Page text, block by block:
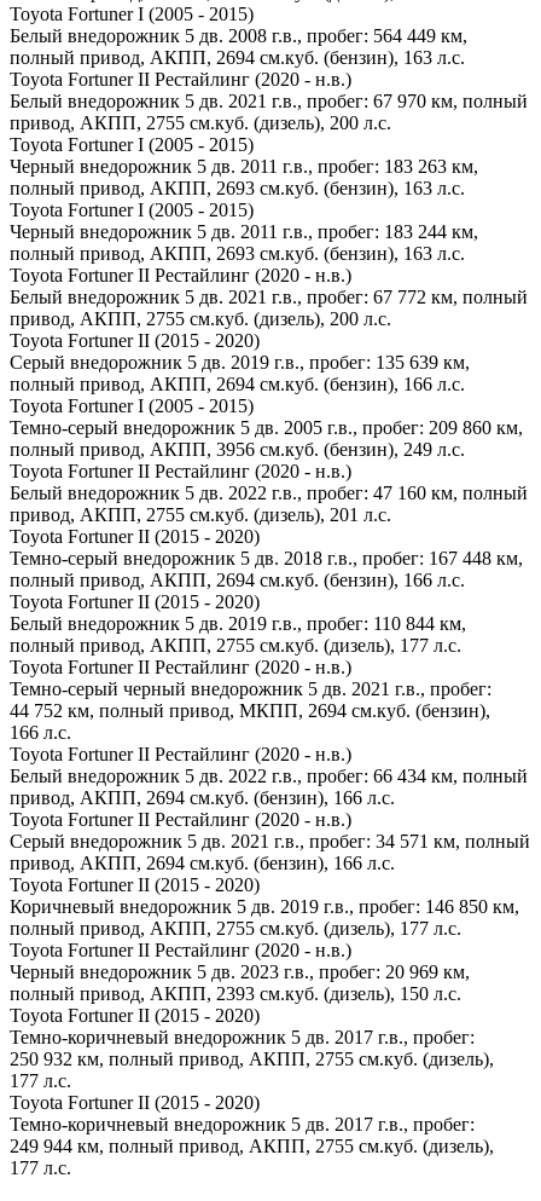
Toyota Fortuner I (2005 - 2015)
Белый внедорожник 5 дв. 2008 г.в., пробег: 564 449 км,
полный привод, АКПП, 2694 см.куб. (бензин), 163 л.с.
Toyota Fortuner II Рестайлинг (2020 - н.в.)
Белый внедорожник 5 дв. 2021 г.в., пробег: 67 970 км, полный
привод, АКПП, 2755 см.куб. (дизель), 200 л.с.
Toyota Fortuner I (2005 - 2015)
Черный внедорожник 5 дв. 2011 г.в., пробег: 183 263 км,
полный привод, АКПП, 2693 см.куб. (бензин), 163 л.с.
Toyota Fortuner I (2005 - 2015)
Черный внедорожник 5 дв. 2011 г.в., пробег: 183 244 км,
полный привод, АКПП, 2693 см.куб. (бензин), 163 л.с.
Toyota Fortuner II Рестайлинг (2020 - н.в.)
Белый внедорожник 5 дв. 2021 г.в., пробег: 67 772 км, полный
привод, АКПП, 2755 см.куб. (дизель), 200 л.с.
Toyota Fortuner II (2015 - 2020)
Серый внедорожник 5 дв. 2019 г.в., пробег: 135 639 км,
полный привод, АКПП, 2694 см.куб. (бензин), 166 л.с.
Toyota Fortuner I (2005 - 2015)
Темно-серый внедорожник 5 дв. 2005 г.в., пробег: 209 860 км,
полный привод, АКПП, 3956 см.куб. (бензин), 249 л.с.
Toyota Fortuner II Рестайлинг (2020 - н.в.)
Белый внедорожник 5 дв. 2022 г.в., пробег: 47 160 км, полный
привод, АКПП, 2755 см.куб. (дизель), 201 л.с.
Toyota Fortuner II (2015 - 2020)
Темно-серый внедорожник 5 дв. 2018 г.в., пробег: 167 448 км,
полный привод, АКПП, 2694 см.куб. (бензин), 166 л.с.
Toyota Fortuner II (2015 - 2020)
Белый внедорожник 5 дв. 2019 г.в., пробег: 110 844 км,
полный привод, АКПП, 2755 см.куб. (дизель), 177 л.с.
Toyota Fortuner II Рестайлинг (2020 - н.в.)
Темно-серый черный внедорожник 5 дв. 2021 г.в., пробег:
44 752 км, полный привод, МКПП, 2694 см.куб. (бензин),
166 л.с.
Toyota Fortuner II Рестайлинг (2020 - н.в.)
Белый внедорожник 5 дв. 2022 г.в., пробег: 66 434 км, полный
привод, АКПП, 2694 см.куб. (бензин), 166 л.с.
Toyota Fortuner II Рестайлинг (2020 - н.в.)
Серый внедорожник 5 дв. 2021 г.в., пробег: 34 571 км, полный
привод, АКПП, 2694 см.куб. (бензин), 166 л.с.
Toyota Fortuner II (2015 - 2020)
Коричневый внедорожник 5 дв. 2019 г.в., пробег: 146 850 км,
полный привод, АКПП, 2755 см.куб. (дизель), 177 л.с.
Toyota Fortuner II Рестайлинг (2020 - н.в.)
Черный внедорожник 5 дв. 2023 г.в., пробег: 20 969 км,
полный привод, АКПП, 2393 см.куб. (дизель), 150 л.с.
Toyota Fortuner II (2015 - 2020)
Темно-коричневый внедорожник 5 дв. 2017 г.в., пробег:
250 932 км, полный привод, АКПП, 2755 см.куб. (дизель),
177 л.с.
Toyota Fortuner II (2015 - 2020)
Темно-коричневый внедорожник 5 дв. 2017 г.в., пробег:
249 944 км, полный привод, АКПП, 2755 см.куб. (дизель),
177 л.с.